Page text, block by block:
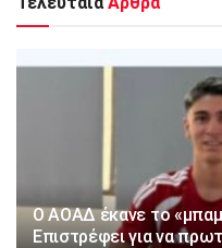
Ο ΑΟΑΔ έκανε το
Επιστρέφει για να